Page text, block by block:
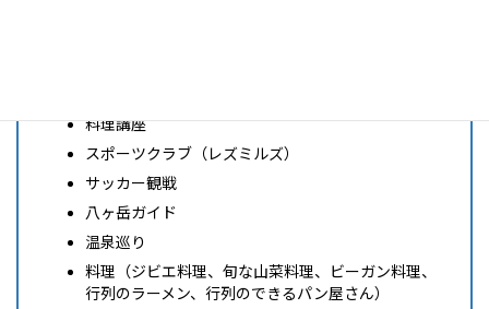
料理講座
スポーツクラブ（レズミルズ）
サッカー観戦
八ヶ岳ガイド
温泉巡り
料理（ジビエ料理、旬な山菜料理、ビーガン料理、
行列のラーメン、行列のできるパン屋さん）